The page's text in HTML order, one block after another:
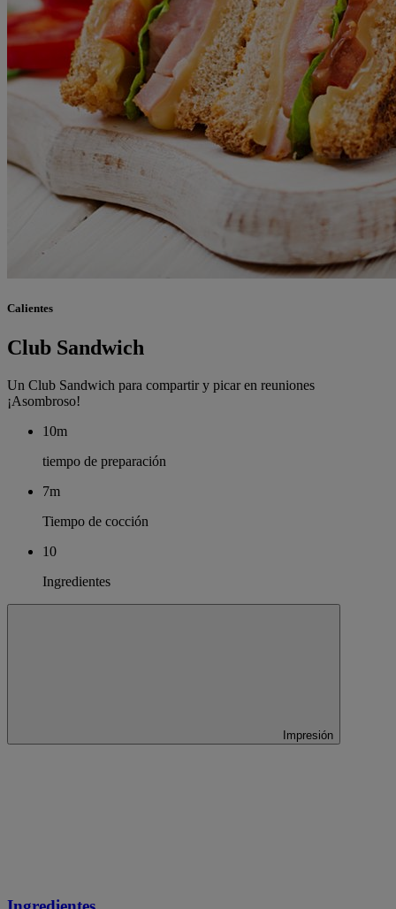
Calientes
Club Sandwich
Un Club Sandwich para compartir y picar en reuniones
¡Asombroso!
10m
tiempo de preparación
7m
Tiempo de cocción
10
Ingredientes
Impresión